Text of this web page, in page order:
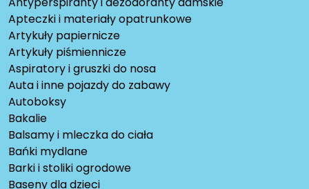
Apteczki i materiały opatrunkowe
Artykuły papiernicze
Artykuły piśmiennicze
Aspiratory i gruszki do nosa
Auta i inne pojazdy do zabawy
Autoboksy
Bakalie
Balsamy i mleczka do ciała
Bańki mydlane
Barki i stoliki ogrodowe
Baseny dla dzieci